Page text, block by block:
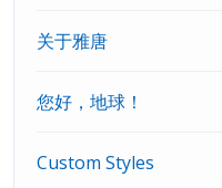
关于雅唐
您好，地球！
Custom Styles